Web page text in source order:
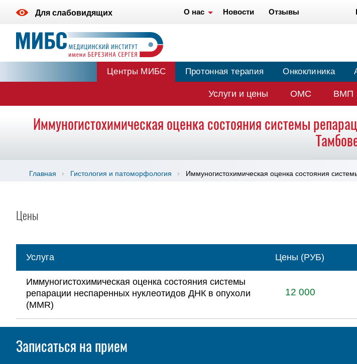
Для слабовидящих О нас Новости Отзывы
Центры МИБС Протонная терапия Онкоклиника
Услуги и цены ОМС ВМП
Иммуногистохимическая оценка состояния системы
Главная Гистология и патоморфология Иммуногистохимическая оценка состояния
Цены
Услуга Цены (РУБ)
Иммуногистохимическая оценка состояния системы
репарации неспаренных нуклеотидов ДНК в опухоли
(MMR)
12 000
Записаться на прием